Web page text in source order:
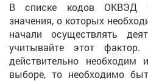
В списке кодов ОКВЭД
значения, о которых
начали осуществлять
учитывайте этот
действительно
выборе, то необходимо